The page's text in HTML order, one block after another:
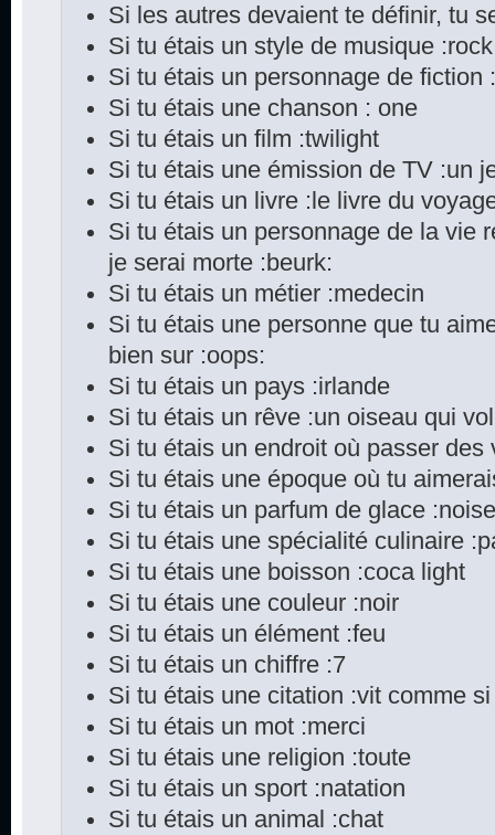
Si les autres devaient te définir, tu
Si tu étais un style de musique :rock
Si tu étais un personnage de fiction
Si tu étais une chanson : one
Si tu étais un film :twilight
Si tu étais une émission de TV :un
Si tu étais un livre :le livre du
Si tu étais un personnage de la vie
je serai morte :beurk:
Si tu étais un métier :medecin
Si tu étais une personne que tu
bien sur :oops:
Si tu étais un pays :irlande
Si tu étais un rêve :un oiseau qui
Si tu étais un endroit où passer
Si tu étais une époque où tu
Si tu étais un parfum de glace
Si tu étais une spécialité culinaire
Si tu étais une boisson :coca light
Si tu étais une couleur :noir
Si tu étais un élément :feu
Si tu étais un chiffre :7
Si tu étais une citation :vit comme
Si tu étais un mot :merci
Si tu étais une religion :toute
Si tu étais un sport :natation
Si tu étais un animal :chat